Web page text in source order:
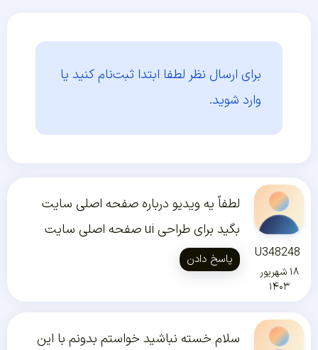
برای ارسال نظر لطفا ابتدا ثبت‌نام کنید یا
وارد شوید.
U348248
۱۸ شهریور
۱۴۰۳
لطفاً یه ویدیو درباره صفحه اصلی سایت
بگید برای طراحی ui صفحه اصلی سایت
پاسخ دادن
سلام خسته نباشید خواستم بدونم با این